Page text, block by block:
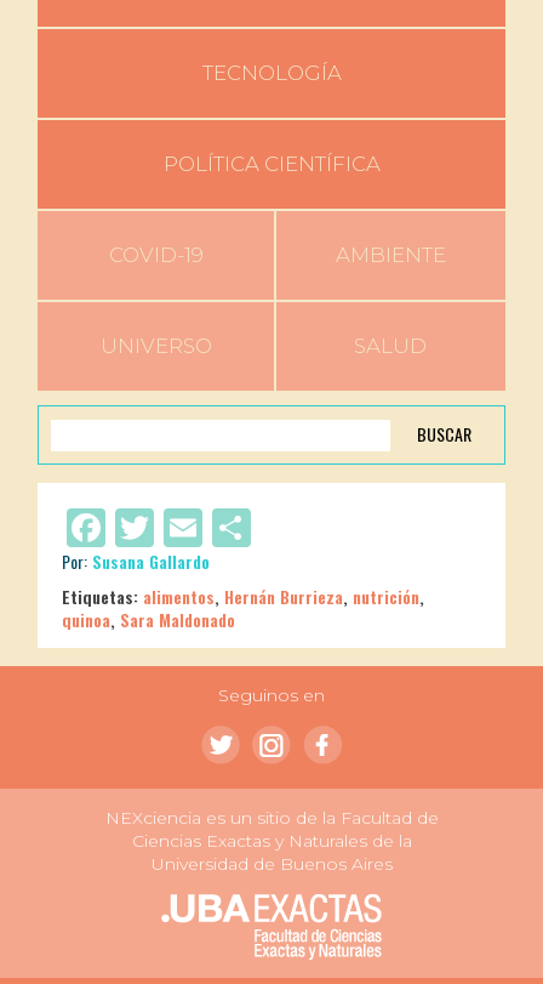
TECNOLOGÍA
POLÍTICA CIENTÍFICA
COVID-19 AMBIENTE
UNIVERSO SALUD
BUSCAR
Facebook
Twitter
Email
Por: Susana Gallardo
Etiquetas: alimentos, Hernán Burrieza, nutrición,
quinoa, Sara Maldonado
Seguinos en
NEXciencia es un sitio de la Facultad de
Ciencias Exactas y Naturales de la
Universidad de Buenos Aires